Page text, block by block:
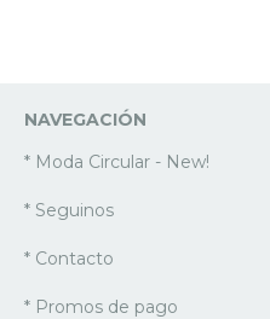
NAVEGACIÓN
* Moda Circular - New!
* Seguinos
* Contacto
* Promos de pago